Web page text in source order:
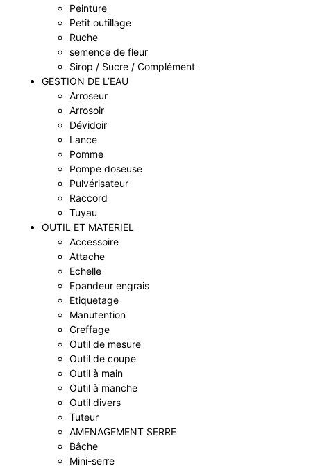
Peinture
Petit outillage
Ruche
semence de fleur
Sirop / Sucre / Complément
GESTION DE L’EAU
Arroseur
Arrosoir
Dévidoir
Lance
Pomme
Pompe doseuse
Pulvérisateur
Raccord
Tuyau
OUTIL ET MATERIEL
Accessoire
Attache
Echelle
Epandeur engrais
Etiquetage
Manutention
Greffage
Outil de mesure
Outil de coupe
Outil à main
Outil à manche
Outil divers
Tuteur
AMENAGEMENT SERRE
Bâche
Mini-serre